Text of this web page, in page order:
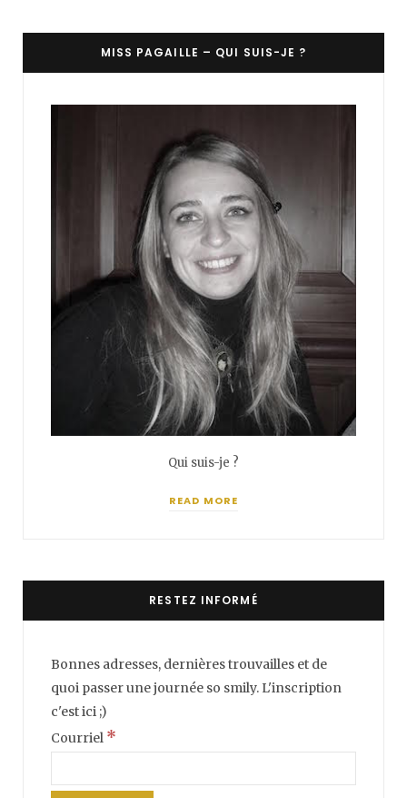
MISS PAGAILLE – QUI SUIS-JE ?
Qui suis-je ?
READ MORE
RESTEZ INFORMÉ
Bonnes adresses, dernières trouvailles et de
quoi passer une journée so smily. L'inscription
c'est ici ;)
Courriel *